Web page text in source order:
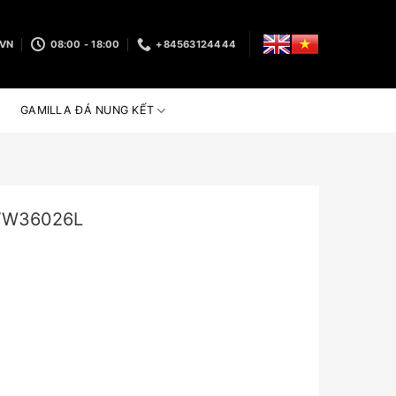
08:00 - 18:00 +84563124444
GAMILLA ĐÁ NUNG KẾT